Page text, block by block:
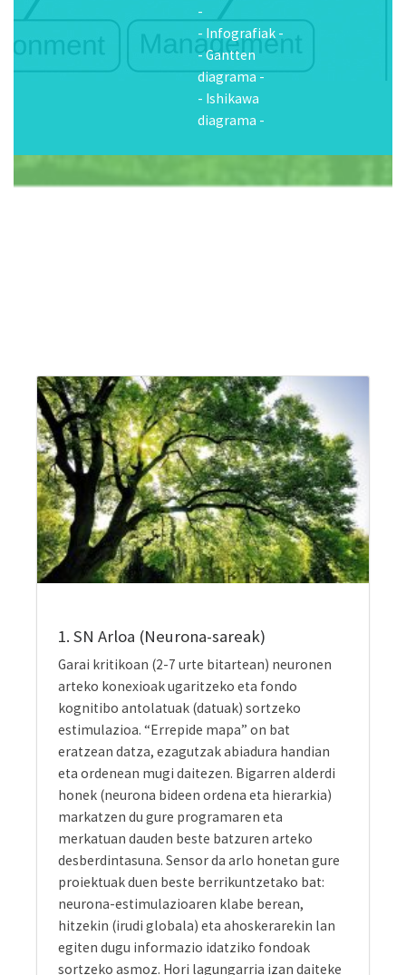
6. Ulises
1. SN Arloa (Neurona-sareak)
Garai kritikoan (2-7 urte bitartean) neuronen
arteko konexioak ugaritzeko eta fondo
kognitibo antolatuak (datuak) sortzeko
eratzean datza, ezagutzak abiadura handian
honek (neurona bideen ordena eta hierarkia)
markatzen du gure programaren eta
merkatuan dauden beste batzuren arteko
desberdintasuna. Sensor da arlo honetan gure
proiektuak duen beste berrikuntzetako bat:
neurona-estimulazioaren klabe berean,
hitzekin (irudi globala) eta ahoskerarekin lan
egiten dugu informazio idatziko fondoak
sortzeko asmoz. Hori lagungarria izan daiteke
ikasleentzat irakurketaren entrenamenduan
konexioak egiten hasten direnean.